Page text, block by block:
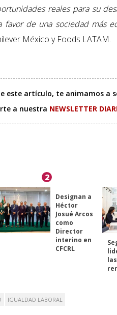
reales para su
de una sociedad más
México y Foods LATAM.
este artículo, te animamos a
a nuestra NEWSLETTER
2
Designan a
Héctor
Josué Arcos
como
Director
interino en
CFCRL
IGUALDAD LABORAL